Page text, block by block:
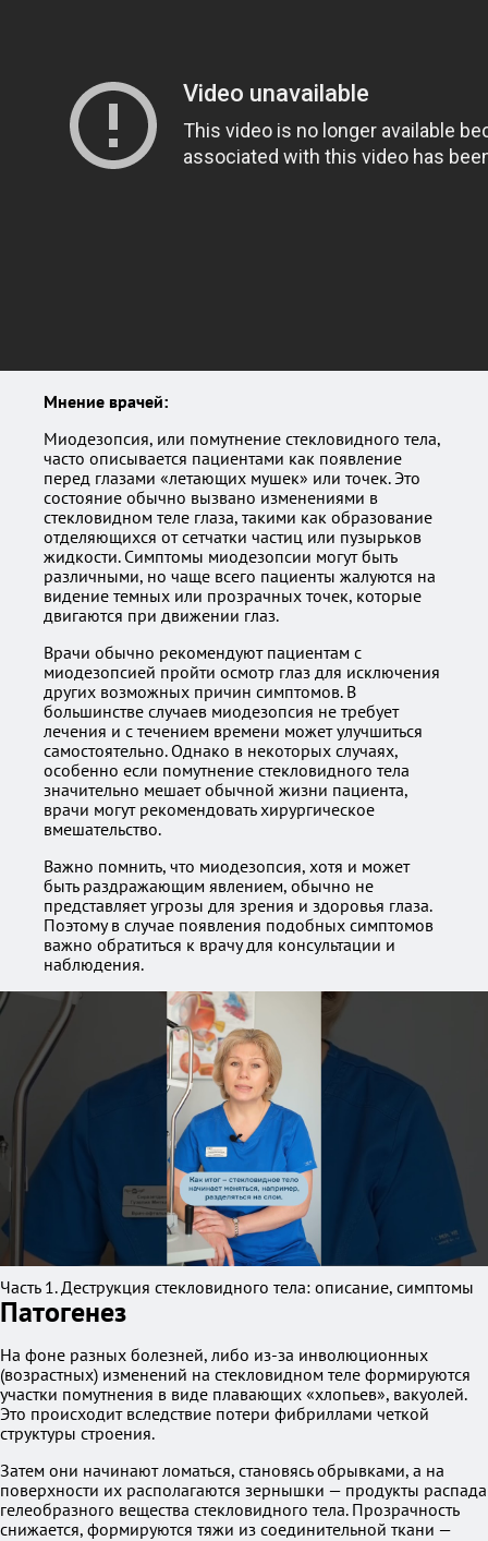
Мнение врачей:
Миодезопсия, или помутнение стекловидного тела,
часто описывается пациентами как появление
перед глазами «летающих мушек» или точек. Это
состояние обычно вызвано изменениями в
стекловидном теле глаза, такими как образование
отделяющихся от сетчатки частиц или пузырьков
жидкости. Симптомы миодезопсии могут быть
различными, но чаще всего пациенты жалуются на
видение темных или прозрачных точек, которые
двигаются при движении глаз.
Врачи обычно рекомендуют пациентам с
миодезопсией пройти осмотр глаз для исключения
других возможных причин симптомов. В
большинстве случаев миодезопсия не требует
лечения и с течением времени может улучшиться
самостоятельно. Однако в некоторых случаях,
особенно если помутнение стекловидного тела
значительно мешает обычной жизни пациента,
врачи могут рекомендовать хирургическое
вмешательство.
Важно помнить, что миодезопсия, хотя и может
быть раздражающим явлением, обычно не
представляет угрозы для зрения и здоровья глаза.
Поэтому в случае появления подобных симптомов
важно обратиться к врачу для консультации и
наблюдения.
Часть 1. Деструкция стекловидного тела: описание, симптомы
Патогенез
На фоне разных болезней, либо из-за инволюционных
(возрастных) изменений на стекловидном теле формируются
участки помутнения в виде плавающих «хлопьев», вакуолей.
Это происходит вследствие потери фибриллами четкой
структуры строения.
Затем они начинают ломаться, становясь обрывками, а на
поверхности их располагаются зернышки — продукты распада
гелеобразного вещества стекловидного тела. Прозрачность
снижается, формируются тяжи из соединительной ткани —